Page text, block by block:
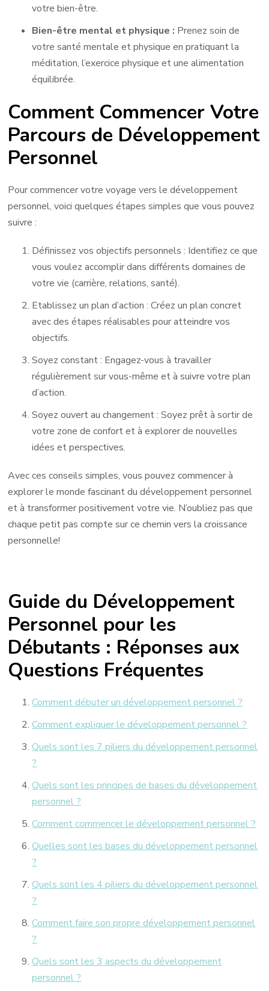
votre bien-être.
Bien-être mental et physique : Prenez soin de
votre santé mentale et physique en pratiquant la
méditation, l’exercice physique et une alimentation
équilibrée.
Comment Commencer Votre
Parcours de Développement
Personnel
Pour commencer votre voyage vers le développement
personnel, voici quelques étapes simples que vous pouvez
suivre :
Définissez vos objectifs personnels : Identifiez ce que
vous voulez accomplir dans différents domaines de
votre vie (carrière, relations, santé).
Etablissez un plan d’action : Créez un plan concret
avec des étapes réalisables pour atteindre vos
objectifs.
Soyez constant : Engagez-vous à travailler
régulièrement sur vous-même et à suivre votre plan
d’action.
Soyez ouvert au changement : Soyez prêt à sortir de
votre zone de confort et à explorer de nouvelles
idées et perspectives.
Avec ces conseils simples, vous pouvez commencer à
explorer le monde fascinant du développement personnel
et à transformer positivement votre vie. N’oubliez pas que
chaque petit pas compte sur ce chemin vers la croissance
personnelle!
Guide du Développement
Personnel pour les
Débutants : Réponses aux
Questions Fréquentes
Comment débuter un développement personnel ?
Comment expliquer le développement personnel ?
Quels sont les 7 piliers du développement personnel
?
Quels sont les principes de bases du développement
personnel ?
Comment commencer le développement personnel ?
Quelles sont les bases du développement personnel
?
Quels sont les 4 piliers du développement personnel
?
Comment faire son propre développement personnel
?
Quels sont les 3 aspects du développement
personnel ?